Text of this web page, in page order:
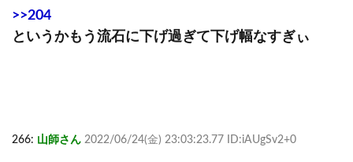
>>204
というかもう流石に下げ過ぎて下げ幅なすぎぃ
266: 山師さん 2022/06/24(金) 23:03:23.77 ID:iAUgSv2+0